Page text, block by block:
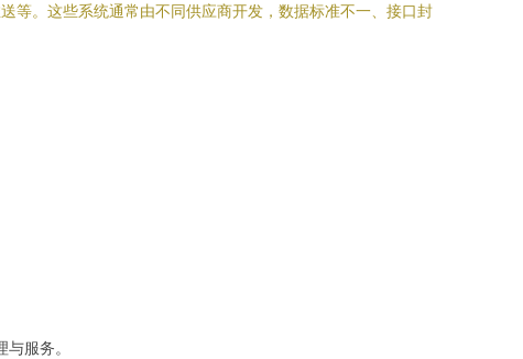
等。这些系统通常由不同供应商开发，数据标准不一、接口封
服务。